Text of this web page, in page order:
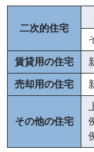
二次的住宅
賃貸用の住宅
売却用の住宅
その他の住宅